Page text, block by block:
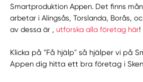
Smartproduktion Appen. Det finns
arbetar i Alingsås, Torslanda, Borås,
av dessa är ,utforska alla företag här!
Klicka på "Få hjälp" så hjälper vi på
Appen dig hitta ett bra företag i